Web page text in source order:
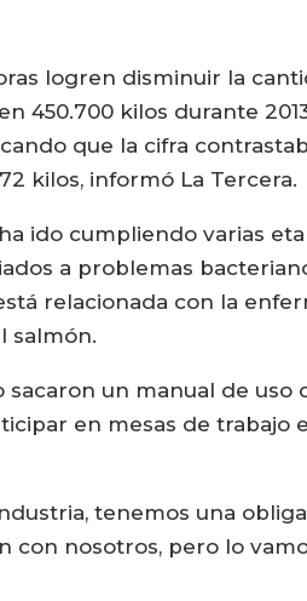
logren disminuir la
450.700 kilos durante
que la cifra
kilos, informó La Tercera.
ido cumpliendo varias
a problemas
relacionada con la
salmón.
un manual de uso
en mesas de trabajo
tenemos una
nosotros, pero lo